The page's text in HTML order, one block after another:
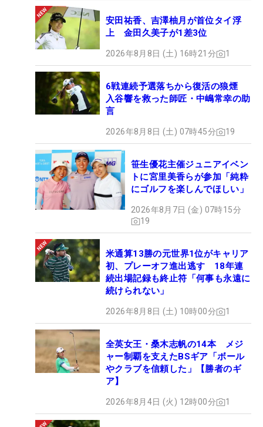
安田祐香、吉澤柚月が首位タイ浮
上 金田久美子が1差3位
2026年8月8日 (土) 16時21分 1
6戦連続予選落ちから復活の狼煙
入谷響を救った師匠・中嶋常幸の助
言
2026年8月8日 (土) 07時45分 19
笹生優花主催ジュニアイベン
トに宮里美香らが参加「純粋
にゴルフを楽しんでほしい」
2026年8月7日 (金) 07時15分
19
米通算13勝の元世界1位がキャリア
初、プレーオフ進出逃す 18年連
続出場記録も終止符「何事も永遠に
続けられない」
2026年8月8日 (土) 10時00分 1
全英女王・桑木志帆の14本 メジ
ャー制覇を支えたBSギア「ボール
やクラブを信頼した」【勝者のギ
ア】
2026年8月4日 (火) 12時00分 1